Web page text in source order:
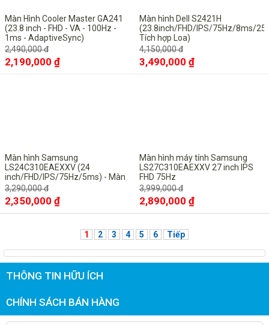
Màn Hình Cooler Master GA241
(23.8 inch - FHD - VA - 100Hz -
1ms - AdaptiveSync)
2,490,000 đ
2,190,000 ₫
Màn hình Dell S2421H
(23.8inch/FHD/IPS/75Hz/8ms/
Tích hợp Loa)
4,150,000 đ
3,490,000 ₫
Màn hình Samsung
LS24C310EAEXXV (24
inch/FHD/IPS/75Hz/5ms) - Màn
hình tràn viền siêu mỏng
3,290,000 đ
2,350,000 ₫
Màn hình máy tính Samsung
LS27C310EAEXXV 27 inch IPS
FHD 75Hz
3,999,000 đ
2,890,000 ₫
1 2 3 4 5 6 Tiếp
THÔNG TIN HỮU ÍCH
CHÍNH SÁCH BÁN HÀNG